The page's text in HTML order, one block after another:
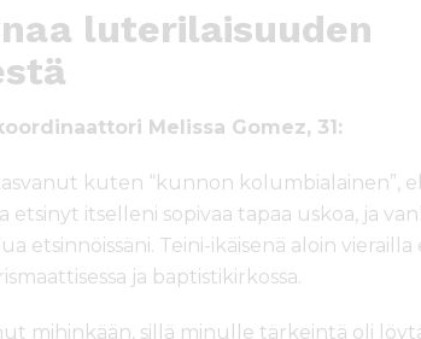
luterilaisuuden
Melissa Gomez, 31:
kuten “kunnon kolumbialainen”,
etsinyt itselleni sopivaa tapaa uskoa, ja
etsinnöissäni. Teini-ikäisenä aloin vierailla
ja baptistikirkossa.
mihinkään, sillä minulle tärkeintä oli